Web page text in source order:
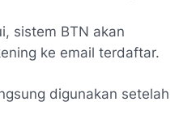
sistem BTN akan
ke email terdaftar.
digunakan setelah